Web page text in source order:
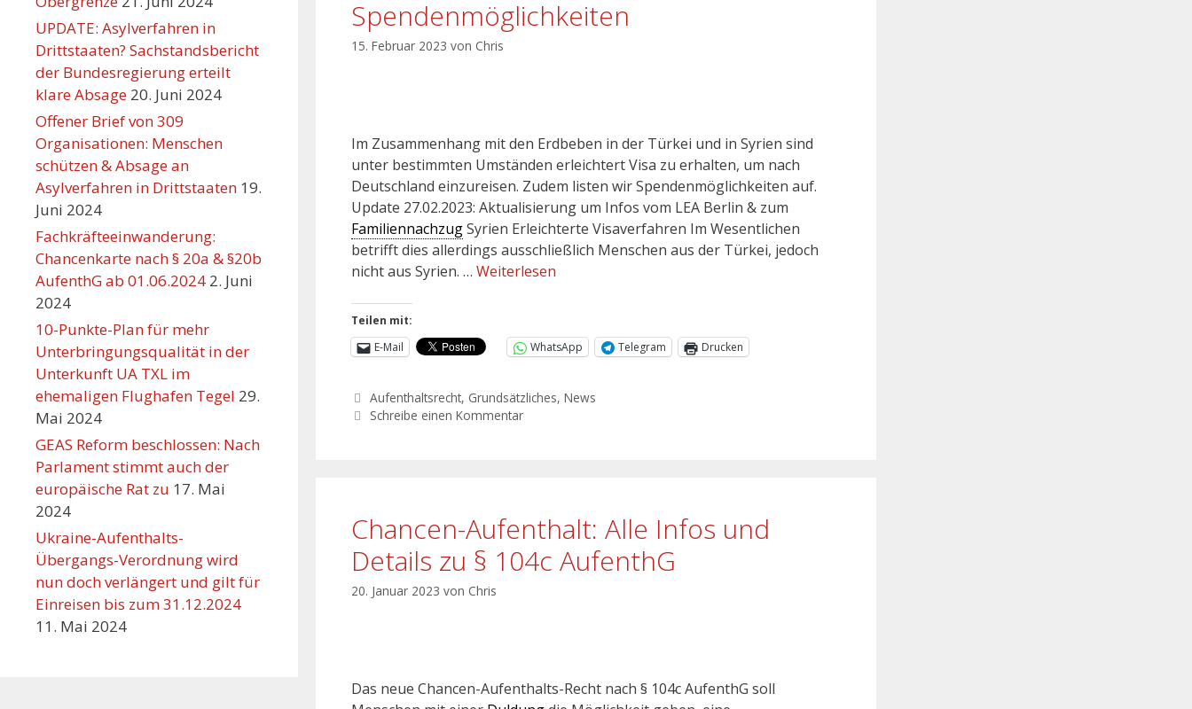
Spendenmöglichkeiten
15. Februar 2023 von Chris
Im Zusammenhang mit den Erdbeben in der Türkei und in Syrien sind
unter bestimmten Umständen erleichtert Visa zu erhalten, um nach
Deutschland einzureisen. Zudem listen wir Spendenmöglichkeiten auf.
Update 27.02.2023: Aktualisierung um Infos vom LEA Berlin & zum
FamiliennachzugSyrien Erleichterte Visaverfahren Im Wesentlichen
betrifft dies allerdings ausschließlich Menschen aus der Türkei, jedoch
nicht aus Syrien. … Weiterlesen
Teilen mit:
E-Mail
WhatsApp Telegram Drucken
Aufenthaltsrecht, Grundsätzliches,News
Schreibe einen Kommentar
Chancen-Aufenthalt: Alle Infos und
Details zu § 104c AufenthG
20. Januar 2023 von Chris
Das neue Chancen-Aufenthalts-Recht nach § 104c AufenthG soll
UPDATE: Asylverfahren in
Drittstaaten? Sachstandsbericht
der Bundesregierung erteilt
klare Absage 20. Juni 2024
Offener Brief von 309
Organisationen: Menschen
schützen & Absage an
Asylverfahren in Drittstaaten 19.
Juni 2024
Fachkräfteeinwanderung:
Chancenkarte nach § 20a & §20b
AufenthG ab 01.06.2024 2. Juni
2024
10-Punkte-Plan für mehr
Unterbringungsqualität in der
Unterkunft UA TXL im
ehemaligen Flughafen Tegel 29.
Mai 2024
GEAS Reform beschlossen: Nach
Parlament stimmt auch der
europäische Rat zu 17. Mai
2024
Ukraine-Aufenthalts-
Übergangs-Verordnung wird
nun doch verlängert und gilt für
Einreisen bis zum 31.12.2024
11. Mai 2024